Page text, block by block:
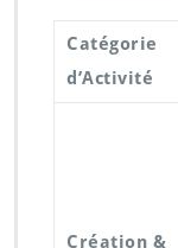
Catégorie
d’Activité
Création &